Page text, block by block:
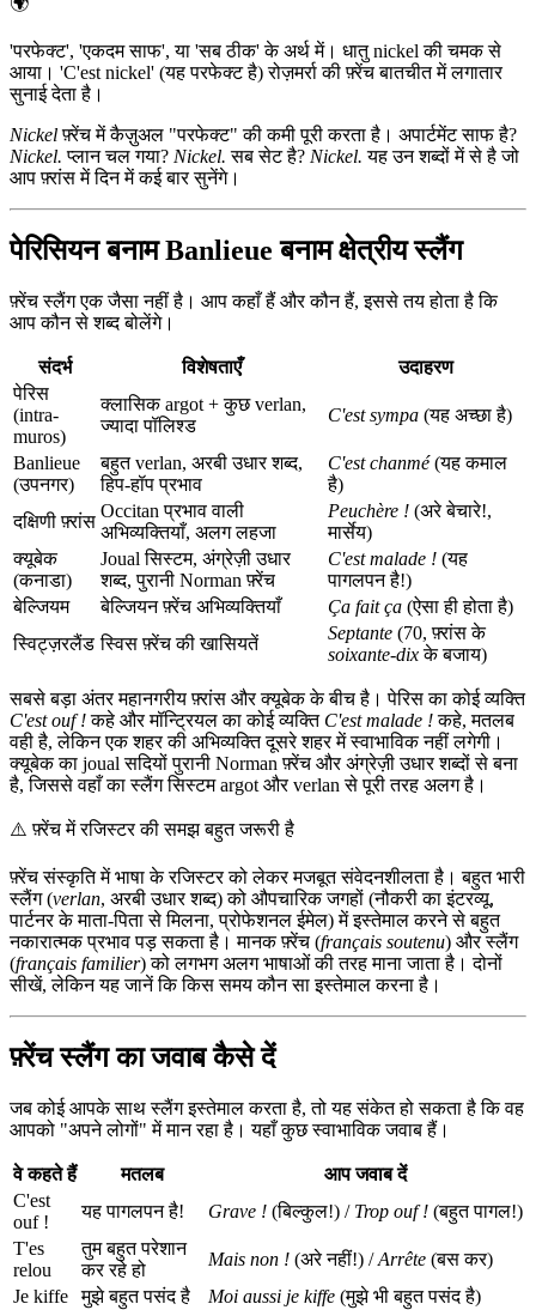
'परफेक्ट', 'एकदम साफ', या 'सब ठीक' के अर्थ में। धातु nickel की चमक से
आया। 'C'est nickel' (यह परफेक्ट है) रोज़मर्रा की फ़्रेंच बातचीत में लगातार
सुनाई देता है।
Nickelफ़्रेंच में कैज़ुअल "परफेक्ट" की कमी पूरी करता है। अपार्टमेंट साफ है?
Nickel. प्लान चल गया? Nickel. सब सेट है? Nickel. यह उन शब्दों में से है जो
आप फ़्रांस में दिन में कई बार सुनेंगे।
पेरिसियन बनाम Banlieue बनाम क्षेत्रीय स्लैंग
फ़्रेंच स्लैंग एक जैसा नहीं है। आप कहाँ हैं और कौन हैं, इससे तय होता है कि
आप कौन से शब्द बोलेंगे।
संदर्भ विशेषताएँ
उदाहरण
पेरिस
(intra-
muros)
क्लासिक argot + कुछ verlan,
ज्यादा पॉलिश्ड
C'est sympa (यह अच्छा है)
Banlieue
(उपनगर)
बहुत verlan, अरबी उधार शब्द,
हिप-हॉप प्रभाव
C'est chanmé(यह कमाल
है)
दक्षिणी फ़्रांस
Occitan प्रभाव वाली
अभिव्यक्तियाँ, अलग लहजा
Peuchère ! (अरे बेचारे!,
मार्सेय)
क्यूबेक
(कनाडा)
Joual सिस्टम, अंग्रेज़ी उधार
शब्द, पुरानी Norman फ़्रेंच
C'est malade ! (यह
पागलपन है!)
बेल्जियम
बेल्जियन फ़्रेंच अभिव्यक्तियाँ Ça fait ça (ऐसा ही होता है)
स्विट्ज़रलैंड स्विस फ़्रेंच की खासियतें
Septante (70, फ़्रांस के
soixante-dixके बजाय)
सबसे बड़ा अंतर महानगरीय फ़्रांस और क्यूबेक के बीच है। पेरिस का कोई व्यक्ति
C'est ouf !कहे और मॉन्ट्रियल का कोई व्यक्ति C'est malade !कहे, मतलब
वही है, लेकिन एक शहर की अभिव्यक्ति दूसरे शहर में स्वाभाविक नहीं लगेगी।
क्यूबेक का joual सदियों पुरानी Norman फ़्रेंच और अंग्रेज़ी उधार शब्दों से बना
है, जिससे वहाँ का स्लैंग सिस्टम argot और verlan से पूरी तरह अलग है।
⚠️ फ़्रेंच में रजिस्टर की समझ बहुत जरूरी है
फ़्रेंच संस्कृति में भाषा के रजिस्टर को लेकर मजबूत संवेदनशीलता है। बहुत भारी
स्लैंग (verlan, अरबी उधार शब्द) को औपचारिक जगहों (नौकरी का इंटरव्यू,
पार्टनर के माता-पिता से मिलना, प्रोफेशनल ईमेल) में इस्तेमाल करने से बहुत
नकारात्मक प्रभाव पड़ सकता है। मानक फ़्रेंच (français soutenu) और स्लैंग
(français familier) को लगभग अलग भाषाओं की तरह माना जाता है। दोनों
सीखें, लेकिन यह जानें कि किस समय कौन सा इस्तेमाल करना है।
फ़्रेंच स्लैंग का जवाब कैसे दें
जब कोई आपके साथ स्लैंग इस्तेमाल करता है, तो यह संकेत हो सकता है कि वह
आपको "अपने लोगों" में मान रहा है। यहाँ कुछ स्वाभाविक जवाब हैं।
वे कहते हैं मतलब
आप जवाब दें
C'est
ouf !
यह पागलपन है! Grave ! (बिल्कुल!) / Trop ouf ! (बहुत पागल!)
T'es
relou
तुम बहुत परेशान
कर रहे हो
Mais non ! (अरे नहीं!) /Arrête (बस कर)
Je kiffe
मुझे बहुत पसंद है Moi aussi je kiffe (मुझे भी बहुत पसंद है)